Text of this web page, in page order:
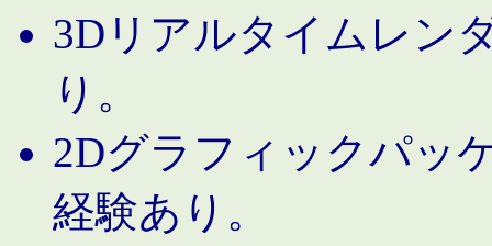
3Dリアルタイムレン
り。
2Dグラフィックパッ
経験あり。